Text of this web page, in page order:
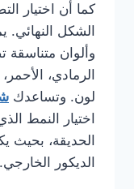
كما أن اختيار
الشكل النهائي.
وألوان
الرمادي،
لون. وتساعدك
اختيار النمط
الحديقة، بحيث
الديكور الخارجي.